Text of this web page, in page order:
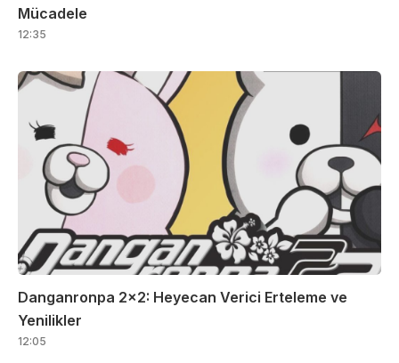
Mücadele
12:35
Danganronpa 2×2: Heyecan Verici Erteleme ve
Yenilikler
12:05